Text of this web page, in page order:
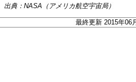
出典：NASA（アメリカ航空宇宙局）
最終更新 2015年06